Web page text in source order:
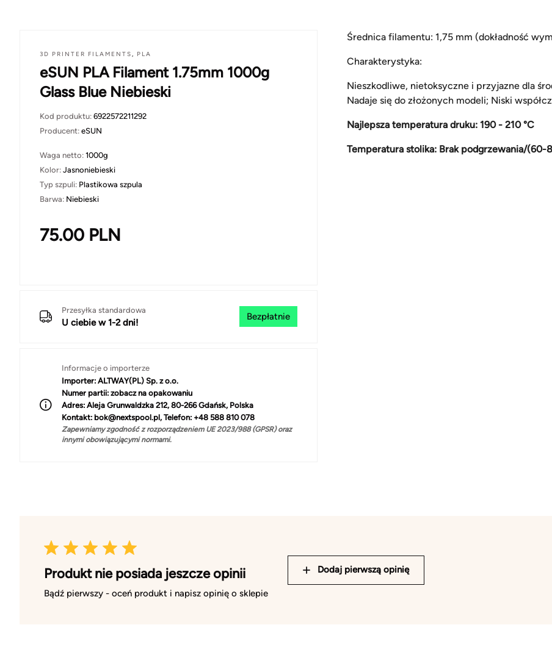
3D PRINTER FILAMENTS, PLA
eSUN PLA Filament 1.75mm 1000g
Glass Blue Niebieski
Kod produktu: 6922572211292
Producent: eSUN
Waga netto: 1000g
Kolor: Jasnoniebieski
Typ szpuli: Plastikowa szpula
Barwa: Niebieski
75.00 PLN
Przesyłka standardowa
U ciebie w 1-2 dni!
Bezpłatnie
Informacje o importerze
Importer: ALTWAY(PL) Sp. z o.o.
Numer partii: zobacz na opakowaniu
Adres: Aleja Grunwaldzka 212, 80-266 Gdańsk, Polska
Kontakt: bok@nextspool.pl, Telefon: +48 588 810 078
Zapewniamy zgodność z rozporządzeniem UE 2023/988 (GPSR) oraz
innymi obowiązującymi normami.
Średnica filamentu: 1,75 mm (dokładność
Charakterystyka:
Nieszkodliwe, nietoksyczne i przyjazne dla
Nadaje się do złożonych modeli; Niski
Najlepsza temperatura druku: 190 - 210 °C
Temperatura stolika: Brak podgrzewania/(60-
Produkt nie posiada jeszcze opinii
Bądź pierwszy - oceń produkt i napisz opinię o sklepie
Dodaj pierwszą opinię